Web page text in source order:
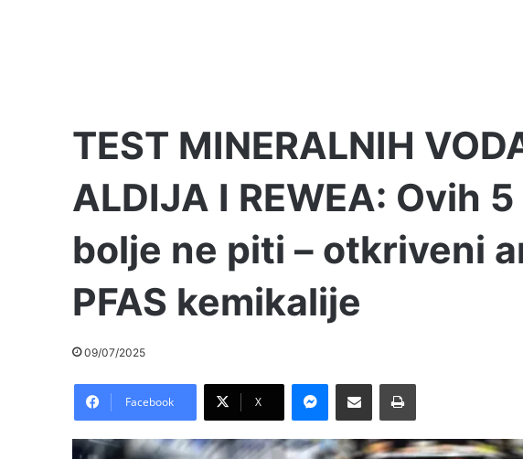
TEST MINERALNIH
ALDIJA I REWEA: Ovih
bolje ne piti – otkriveni
PFAS kemikalije
09/07/2025
Facebook X
Messenger
Pošalji preko E-Maila Printaj